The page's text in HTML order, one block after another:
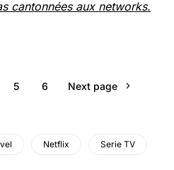
cantonnées aux networks.
5 6 Next page
Netflix Serie TV